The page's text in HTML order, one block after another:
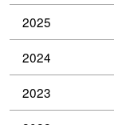
2025
2024
2023